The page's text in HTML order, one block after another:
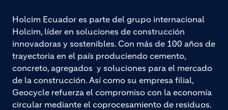
Holcim Ecuador es parte del grupo internacional
Holcim, líder en soluciones de construcción
innovadoras y sostenibles. Con más de 100 años de
trayectoria en el país produciendo cemento,
concreto, agregados y soluciones para el mercado
de la construcción. Así como su empresa filial,
Geocycle refuerza el compromiso con la economía
circular mediante el coprocesamiento de residuos.